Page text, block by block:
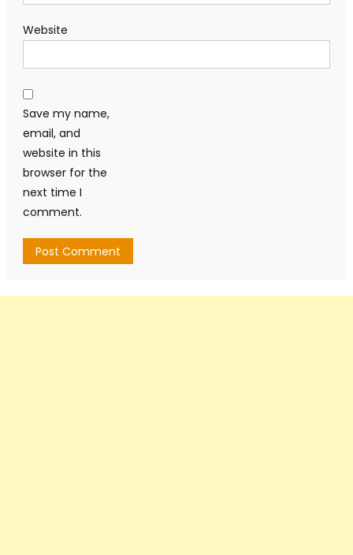
Website
Save my name,
email, and
website in this
browser for the
next time I
comment.